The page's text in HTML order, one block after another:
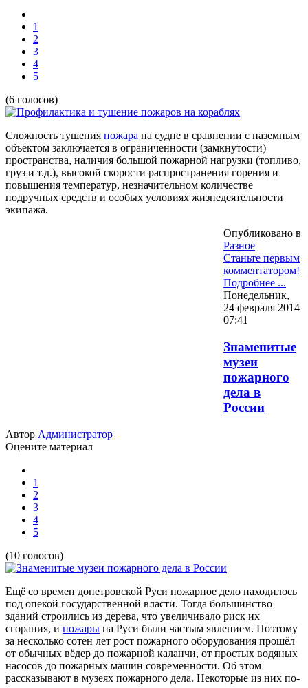
1
2
3
4
5
(6 голосов)
Сложность тушения пожара на судне в сравнении с наземным
объектом заключается в ограниченности (замкнутости)
пространства, наличия большой пожарной нагрузки (топливо,
груз и т.д.), высокой скорости распространения горения и
повышения температур, незначительном количестве
подручных средств и особых условиях жизнедеятельности
экипажа.
Опубликовано в
Разное
Станьте первым
комментатором!
Подробнее ...
Понедельник,
24 февраля 2014
07:41
Знаменитые
музеи
пожарного
дела в
России
Автор Администратор
Оцените материал
1
2
3
4
5
(10 голосов)
Ещё со времен допетровской Руси пожарное дело находилось
под опекой государственной власти. Тогда большинство
зданий строились из дерева, что увеличивало риск их
сгорания, и пожары на Руси были частым явлением. Поэтому
за несколько сотен лет рост пожарного оборудования прошёл
от обычных вёдер до пожарной каланчи, от простых водяных
насосов до пожарных машин современности. Об этом
рассказывают в музеях пожарного дела. Некоторые из них по-